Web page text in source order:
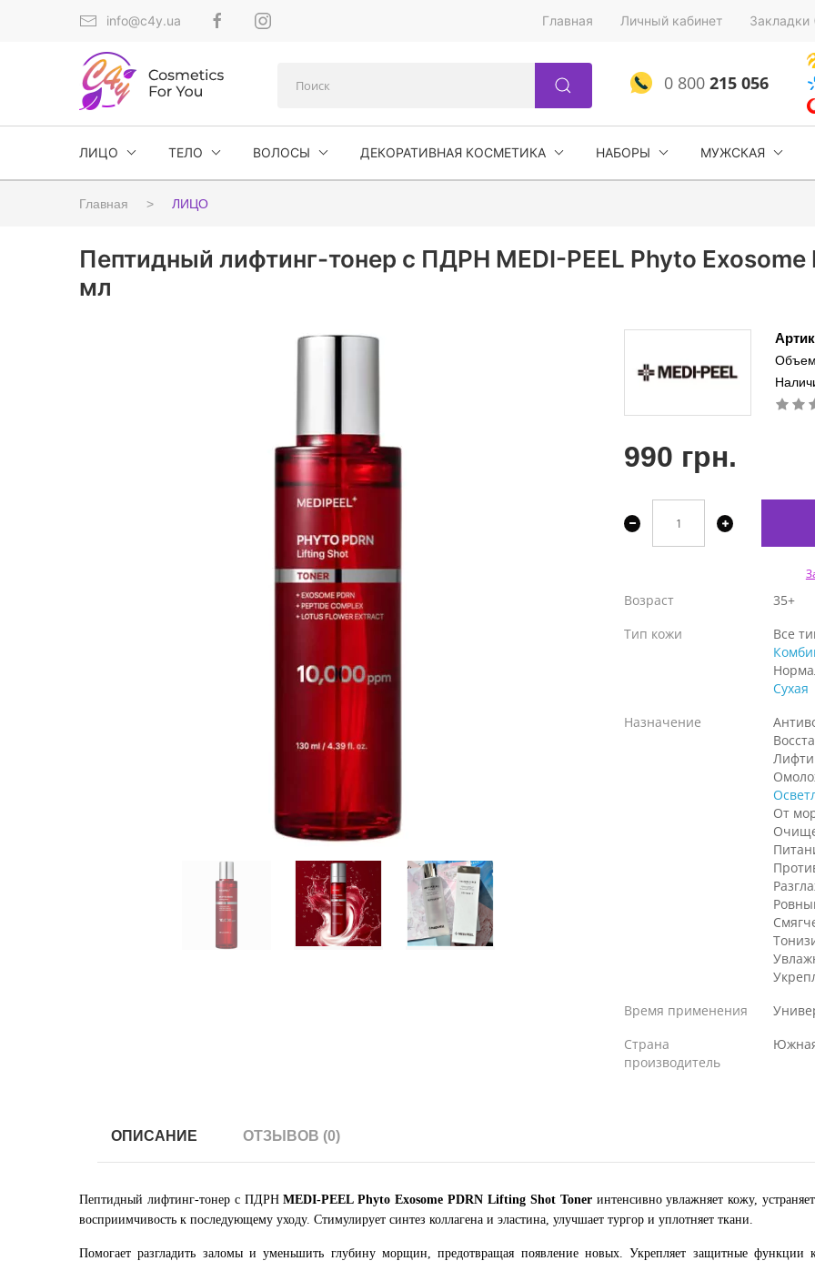
info@c4y.ua Главная Личный кабинет Закладки
0 800215 056
ЛИЦО ТЕЛО ВОЛОСЫ ДЕКОРАТИВНАЯ КОСМЕТИКА НАБОРЫ МУЖСКАЯ
Главная ЛИЦО
Пептидный лифтинг-тонер с ПДРН MEDI-PEEL Phyto Exosome
мл
990 грн.
Возраст
35+
Тип кожи
Все
Сухая
Назначение
От
Время применения
Страна
производитель
ОПИСАНИЕ ОТЗЫВОВ (0)
Пептидный лифтинг-тонер с ПДРНMEDI-PEEL Phyto Exosome PDRN Lifting Shot Tonerинтенсивно увлажняет кожу,
восприимчивость к последующему уходу. Стимулирует синтез коллагена и эластина, улучшает тургор и уплотняет ткани.
Помогает разгладить заломы и уменьшить глубину морщин, предотвращая появление новых. Укрепляет защитные функции